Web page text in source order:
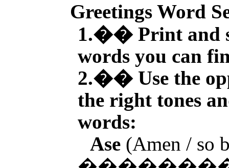
Greetings Word
1.�� Print and
words you can
2.�� Use the
the right tones
words:
Ase (Amen / so